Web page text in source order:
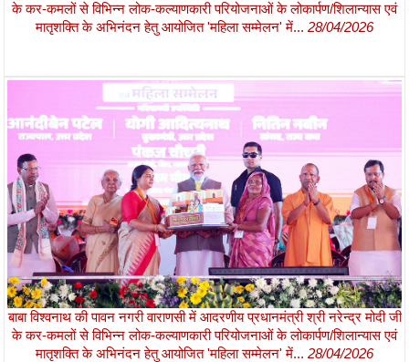
के कर-कमलों से विभिन्न लोक-कल्याणकारी परियोजनाओं के लोकार्पण/शिलान्यास एवं
मातृशक्ति के अभिनंदन हेतु आयोजित 'महिला सम्मेलन' में... 28/04/2026
बाबा विश्वनाथ की पावन नगरी वाराणसी में आदरणीय प्रधानमंत्री श्री नरेन्द्र मोदी जी
के कर-कमलों से विभिन्न लोक-कल्याणकारी परियोजनाओं के लोकार्पण/शिलान्यास एवं
मातृशक्ति के अभिनंदन हेतु आयोजित 'महिला सम्मेलन' में... 28/04/2026